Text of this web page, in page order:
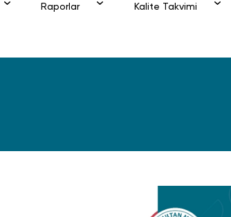
Raporlar Kalite Takvimi